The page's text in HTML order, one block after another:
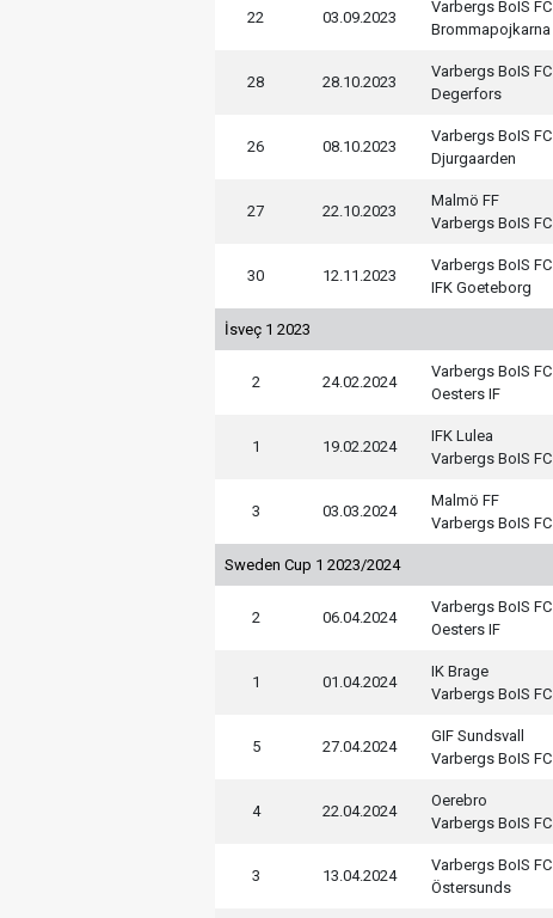
22 03.09.2023
Varbergs BoIS FC
Brommapojkarna
28 28.10.2023
Varbergs BoIS FC
Degerfors
26 08.10.2023
Varbergs BoIS FC
Djurgaarden
27 22.10.2023
Malmö FF
Varbergs BoIS FC
30 12.11.2023
Varbergs BoIS FC
IFK Goeteborg
İsveç 1 2023
2 24.02.2024
Varbergs BoIS FC
Oesters IF
1 19.02.2024
IFK Lulea
Varbergs BoIS FC
3 03.03.2024
Malmö FF
Varbergs BoIS FC
Sweden Cup 1 2023/2024
2 06.04.2024
Varbergs BoIS FC
Oesters IF
1 01.04.2024
IK Brage
Varbergs BoIS FC
5 27.04.2024
GIF Sundsvall
Varbergs BoIS FC
4 22.04.2024
Oerebro
Varbergs BoIS FC
3 13.04.2024
Varbergs BoIS FC
Östersunds